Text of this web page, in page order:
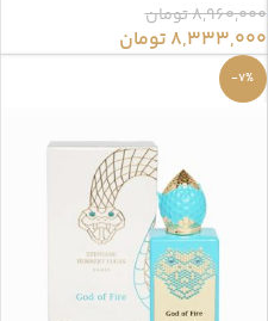
8,960,000تومان
8,333,000 تومان
-7%